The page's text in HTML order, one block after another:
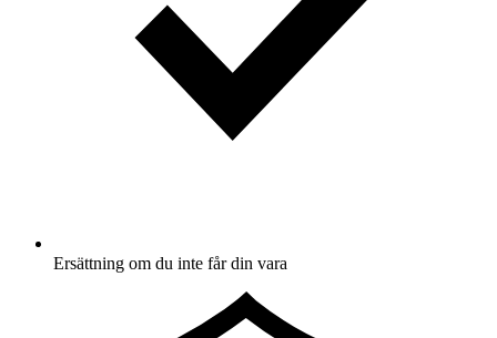
Ersättning om du inte får din vara